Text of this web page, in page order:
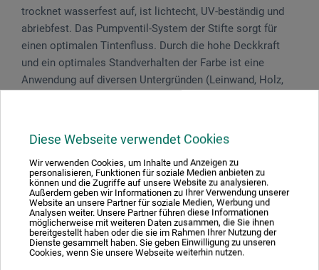
Diese Webseite verwendet Cookies
Wir verwenden Cookies, um Inhalte und Anzeigen zu
personalisieren, Funktionen für soziale Medien anbieten zu
können und die Zugriffe auf unsere Website zu analysieren.
Außerdem geben wir Informationen zu Ihrer Verwendung unserer
Website an unsere Partner für soziale Medien, Werbung und
Analysen weiter. Unsere Partner führen diese Informationen
möglicherweise mit weiteren Daten zusammen, die Sie ihnen
bereitgestellt haben oder die sie im Rahmen Ihrer Nutzung der
Dienste gesammelt haben. Sie geben Einwilligung zu unseren
Cookies, wenn Sie unsere Webseite weiterhin nutzen.
trocknet wasserfest auf, ist lichtecht, UV-beständig und
abriebfest. Das Pumpventil-System der Stifte sorgt für
einen optimalen Tintenfluss. Durch die hohe Deckkraft
und ein optimales Standverhalten der Farbe ist eine
Anwendung auf diversen Untergründen (Leinwand, Holz,
Gold Matt. Erhältlich in zwei Strichbreiten: 0,7 mm (Extra
Fine) und 2 mm (Fine).
Produktbewertungen (0)